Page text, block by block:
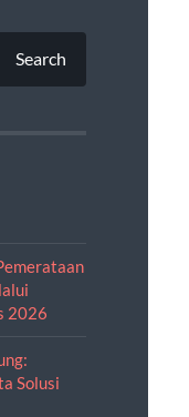
Search
2026
Solusi